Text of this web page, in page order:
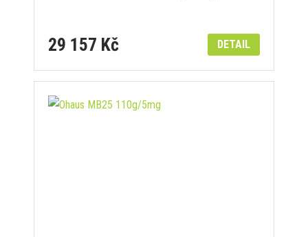
29 157 Kč DETAIL